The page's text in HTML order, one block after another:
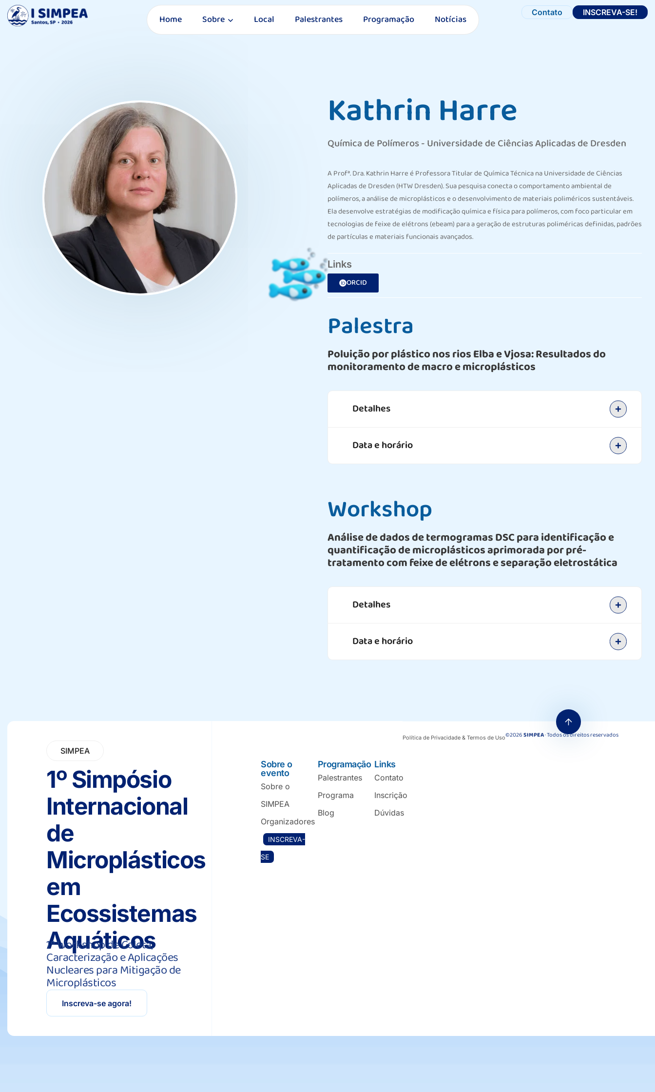
Home Sobre Local Palestrantes Programação Notícias INSCREVA-SE!
Contato
Kathrin Harre
Química de Polímeros - Universidade de Ciências Aplicadas de Dresden
A Profª. Dra. Kathrin Harre é Professora Titular de Química Técnica na Universidade de Ciências
Aplicadas de Dresden (HTW Dresden). Sua pesquisa conecta o comportamento ambiental de
polímeros, a análise de microplásticos e o desenvolvimento de materiais poliméricos sustentáveis.
Ela desenvolve estratégias de modificação química e física para polímeros, com foco particular em
tecnologias de feixe de elétrons (ebeam) para a geração de estruturas poliméricas definidas, padrões
de partículas e materiais funcionais avançados.
Links
ORCID
Palestra
Poluição por plástico nos rios Elba e Vjosa: Resultados do
monitoramento de macro e microplásticos
Detalhes
Data e horário
Workshop
Análise de dados de termogramas DSC para identificação e
quantificação de microplásticos aprimorada por pré-
tratamento com feixe de elétrons e separação eletrostática
Detalhes
Data e horário
SIMPEA
1º Simpósio
Internacional
de
Microplásticos
em
Ecossistemas
Aquáticos
1º Workshop de Coleta,
Caracterização e Aplicações
Nucleares para Mitigação de
Microplásticos
Inscreva-se agora!
Sobre o
evento
Sobre o
SIMPEA
Organizadores
INSCREVA-
SE
Programação
Palestrantes
Programa
Blog
Links
Contato
Inscrição
Dúvidas
Política de Privacidade & Termos de Uso©2026SIMPEA· Todos os direitos reservados